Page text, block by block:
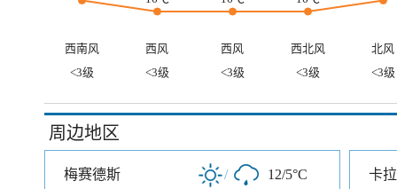
西南风 西风 西风 西北风
北风
<3级
<3级 <3级 <3级 <3级
周边地区
梅赛德斯 / 12/5°C 卡